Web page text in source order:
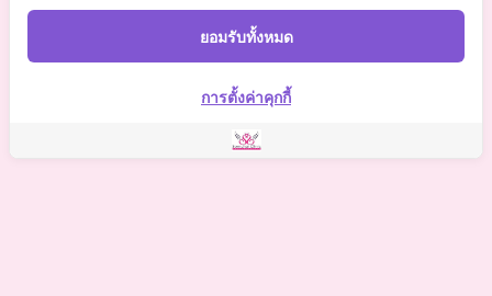
2021 Somchai Clinic. All Rights Reserved. Powered by
ยอมรับทั้งหมด
การตั้งค่าคุกกี้